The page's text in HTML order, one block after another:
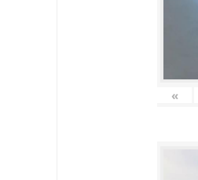
«